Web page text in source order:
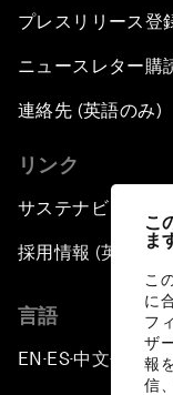
こ
ま
こ
に
フ
ザ
報
信
プレスリリース登
ニュースレター購
連絡先 (英語のみ)
リンク
サステナビリティ
採用情報 (英語のみ)
言語
EN ▪ES▪中文▪ 日本語